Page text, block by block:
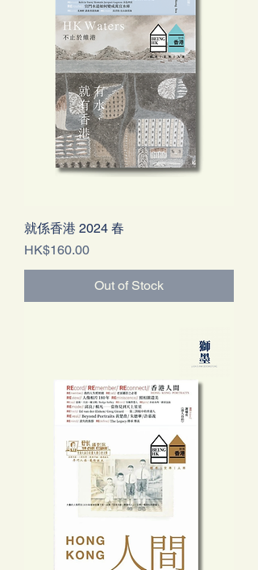
就係香港 2024 春
Price
HK$160.00
Out of Stock